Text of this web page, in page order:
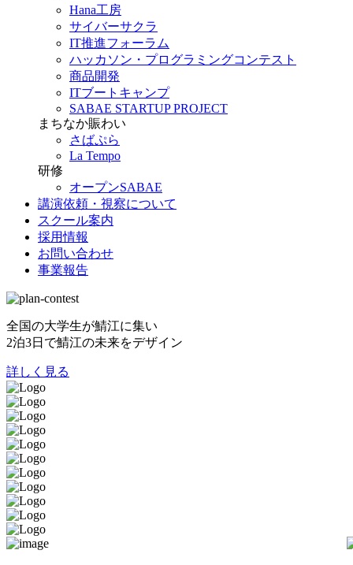
Hana工房
サイバーサクラ
IT推進フォーラム
ハッカソン・プログラミングコンテスト
商品開発
ITブートキャンプ
SABAE STARTUP PROJECT
まちなか賑わい
さばぷら
La Tempo
研修
オープンSABAE
講演依頼・視察について
スクール案内
採用情報
お問い合わせ
事業報告
全国の大学生が鯖江に集い
2泊3日で鯖江の未来をデザイン
詳しく見る